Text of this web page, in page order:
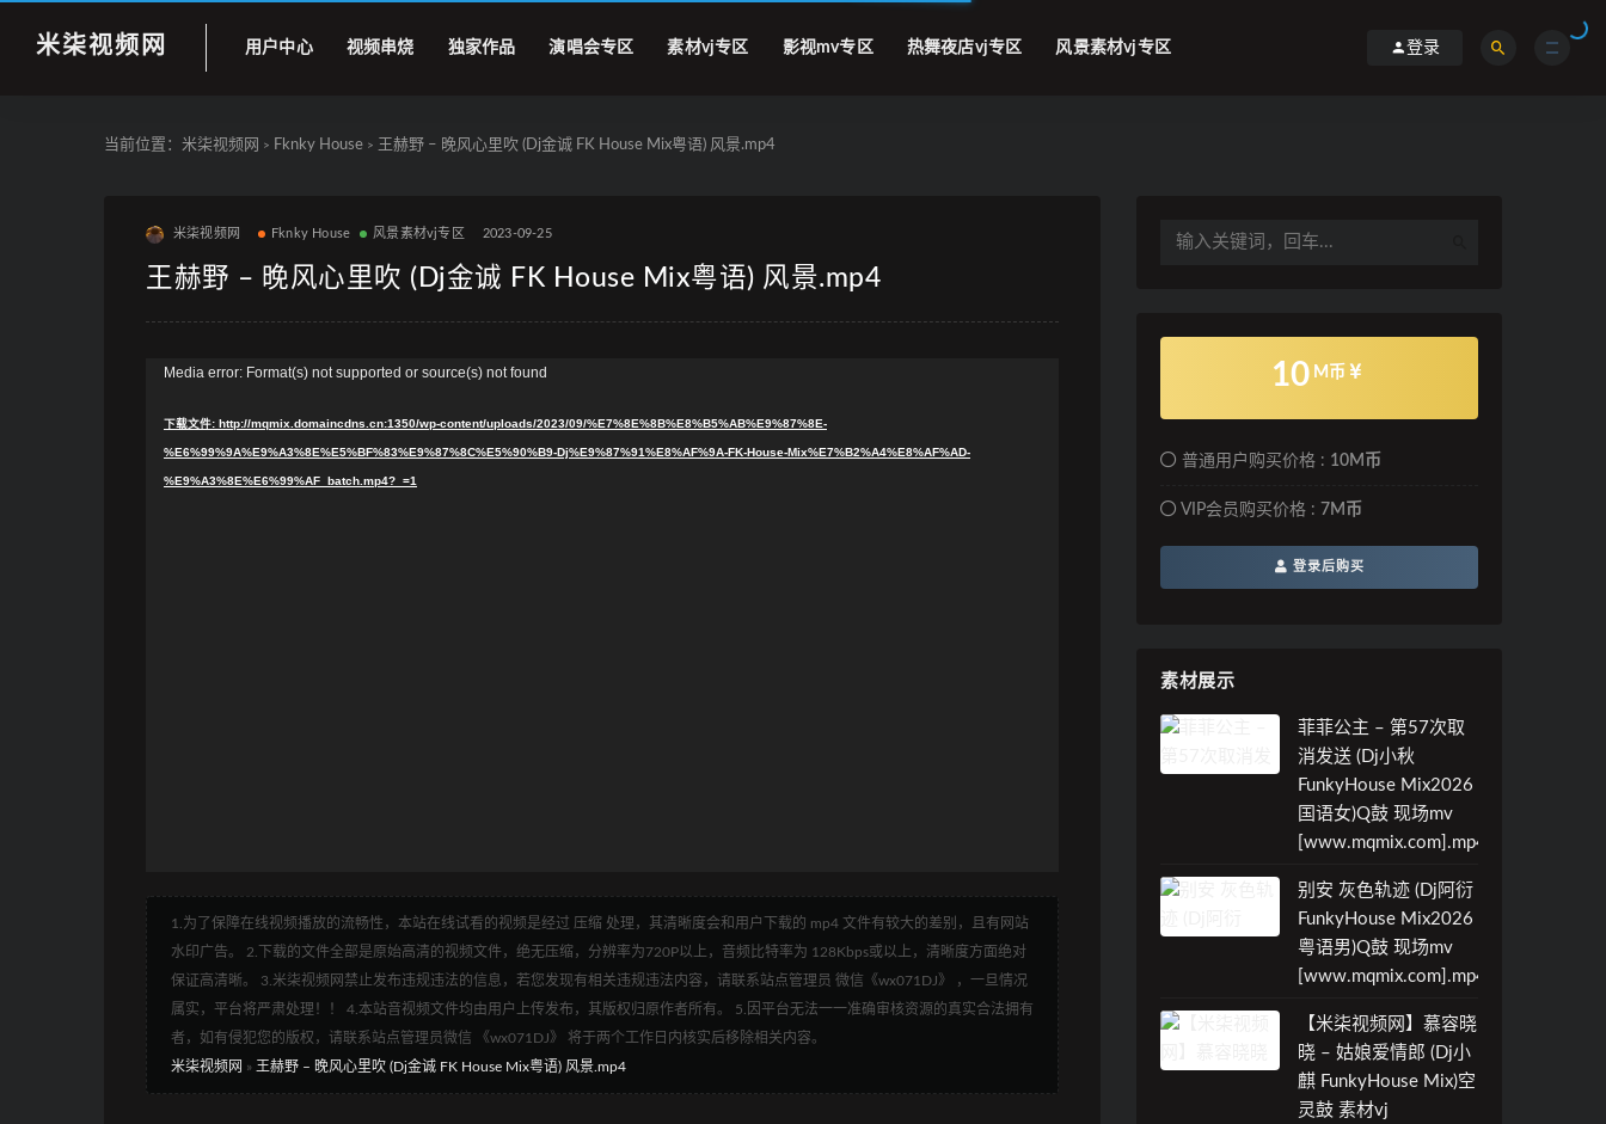
米柒视频网 用户中心 视频串烧 独家作品 演唱会专区 素材vj专区 影视mv专区 热舞夜店vj专区 风景素材vj专区 登录
当前位置： 米柒视频网 > Fknky House > 王赫野 – 晚风心里吹 (Dj金诚 FK House Mix粤语) 风景.mp4
米柒视频网 Fknky House 风景素材vj专区 2023-09-25
王赫野 – 晚风心里吹 (Dj金诚 FK House Mix粤语) 风景.mp4
Media error: Format(s) not supported or source(s) not found
下载文件: http://mqmix.domaincdns.cn:1350/wp-content/uploads/2023/09/%E7%8E%8B%E8%B5%AB%E9%87%8E-
%E6%99%9A%E9%A3%8E%E5%BF%83%E9%87%8C%E5%90%B9-Dj%E9%87%91%E8%AF%9A-FK-House-Mix%E7%B2%A4%E8%AF%AD-
%E9%A3%8E%E6%99%AF_batch.mp4?_=1
1.为了保障在线视频播放的流畅性，本站在线试看的视频是经过 压缩 处理，其清晰度会和用户下载的 mp4 文件有较大的差别，且有网站
水印广告。 2.下载的文件全部是原始高清的视频文件，绝无压缩，分辨率为720P以上，音频比特率为 128Kbps或以上，清晰度方面绝对
保证高清晰。 3.米柒视频网禁止发布违规违法的信息，若您发现有相关违规违法内容，请联系站点管理员 微信《wx071DJ》 ，一旦情况
属实，平台将严肃处理！！ 4.本站音视频文件均由用户上传发布，其版权归原作者所有。 5.因平台无法一一准确审核资源的真实合法拥有
者，如有侵犯您的版权，请联系站点管理员微信 《wx071DJ》 将于两个工作日内核实后移除相关内容。
米柒视频网 » 王赫野 – 晚风心里吹 (Dj金诚 FK House Mix粤语) 风景.mp4
10 M币
普通用户购买价格 : 10M币
VIP会员购买价格 : 7M币
登录后购买
素材展示
菲菲公主 – 第57次取
消发送 (Dj小秋
FunkyHouse Mix2026
国语女)Q鼓 现场mv
[www.mqmix.com].mp4
别安 灰色轨迹 (Dj阿衍
FunkyHouse Mix2026
粤语男)Q鼓 现场mv
[www.mqmix.com].mp4
【米柒视频网】慕容晓
晓 – 姑娘爱情郎 (Dj小
麒 FunkyHouse Mix)空
灵鼓 素材vj